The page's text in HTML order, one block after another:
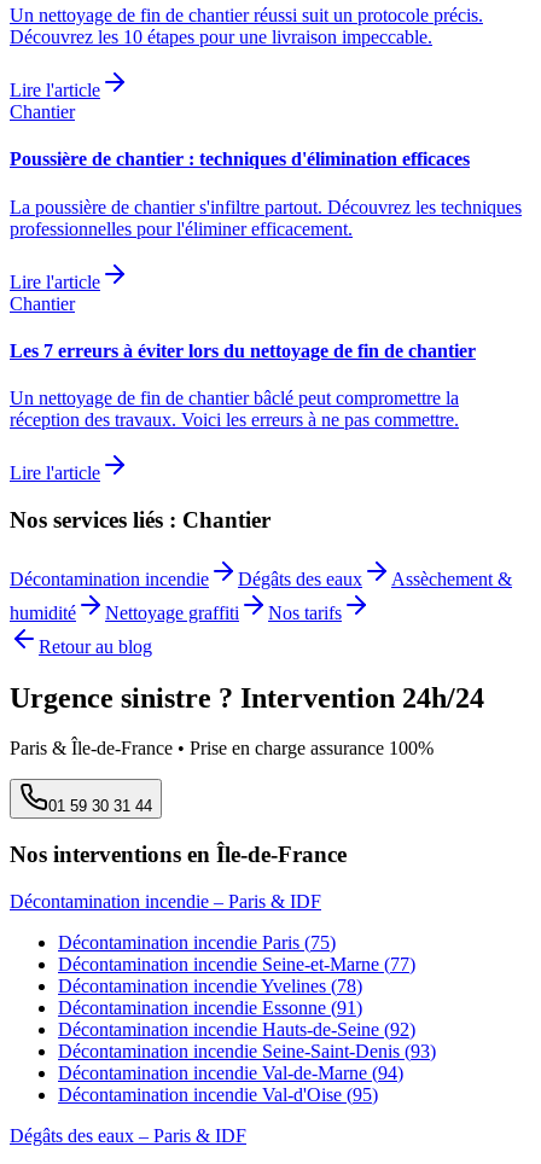
Un nettoyage de fin de chantier réussi suit un protocole précis.
Découvrez les 10 étapes pour une livraison impeccable.
Lire l'article
Chantier
Poussière de chantier : techniques d'élimination efficaces
La poussière de chantier s'infiltre partout. Découvrez les techniques
professionnelles pour l'éliminer efficacement.
Lire l'article
Chantier
Les 7 erreurs à éviter lors du nettoyage de fin de chantier
Un nettoyage de fin de chantier bâclé peut compromettre la
réception des travaux. Voici les erreurs à ne pas commettre.
Lire l'article
Nos services liés : Chantier
Décontamination incendie Dégâts des eaux
Assèchement &
humidité
Nettoyage graffiti
Nos tarifs
Retour au blog
Urgence sinistre ? Intervention 24h/24
Paris & Île-de-France • Prise en charge assurance 100%
01 59 30 31 44
Nos interventions en Île-de-France
Décontamination incendie – Paris & IDF
Décontamination incendie Paris (75)
Décontamination incendie Seine-et-Marne (77)
Décontamination incendieYvelines (78)
Décontamination incendie Essonne (91)
Décontamination incendie Hauts-de-Seine (92)
Décontamination incendie Seine-Saint-Denis (93)
Décontamination incendie Val-de-Marne (94)
Décontamination incendie Val-d'Oise (95)
Dégâts des eaux – Paris & IDF